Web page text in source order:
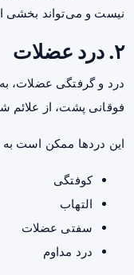
نیست و می‌تواند بخشی
۲. درد عضلات
درد و گرفتگی عضلات،
فوقانی پشت، از علائم
این دردها ممکن است به
کوفتگی
التهاب
سفتی عضلات
درد مداوم